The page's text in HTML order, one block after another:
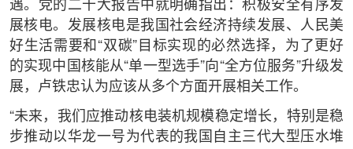
遇。党的二十大报告中就明确指出：积极安全有序发
展核电。发展核电是我国社会经济持续发展、人民美
好生活需要和“双碳”目标实现的必然选择，为了更好
的实现中国核能从“单一型选手”向“全方位服务”升级发
展，卢铁忠认为应该从多个方面开展相关工作。
“未来，我们应推动核电装机规模稳定增长，特别是稳
步推动以华龙一号为代表的我国自主三代大型压水堆